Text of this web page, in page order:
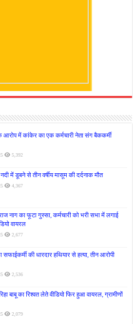
आरोप में कांकेर का एक कर्मचारी नेता संग बैककर्मी
5,392
में डूबने से तीन वर्षीय मासूम की दर्दनाक मौत
4,367
नाग का फूटा गुस्सा, कर्मचारी को भरी सभा में लगाई
वायरल
2,677
सफाईकर्मी की धारदार हथियार से हत्या, तीन आरोपी
2,536
बाबू का रिश्वत लेते वीडियो फिर हुआ वायरल, ग्रामीणों
2,079